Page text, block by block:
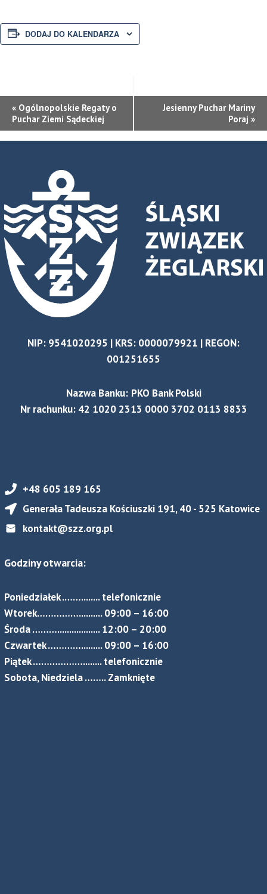
DODAJ DO KALENDARZA
WYDARZENIE
NAWIGACJA
« Ogólnopolskie Regaty o
Puchar Ziemi Sądeckiej
Jesienny Puchar Mariny
Poraj »
NIP: 9541020295 | KRS: 0000079921 | REGON:
001251655
Nazwa Banku: PKO Bank Polski
Nr rachunku: 42 1020 2313 0000 3702 0113 8833
+48 605 189 165
Generała Tadeusza Kościuszki 191, 40 - 525 Katowice
kontakt@szz.org.pl
Godziny otwarcia:
Poniedziałek .……........ telefonicznie
Wtorek…………….......... 09:00 – 16:00
Środa ……….................. 12:00 – 20:00
Czwartek …………......... 09:00 – 16:00
Piątek ………………........ telefonicznie
Sobota, Niedziela …….. Zamknięte